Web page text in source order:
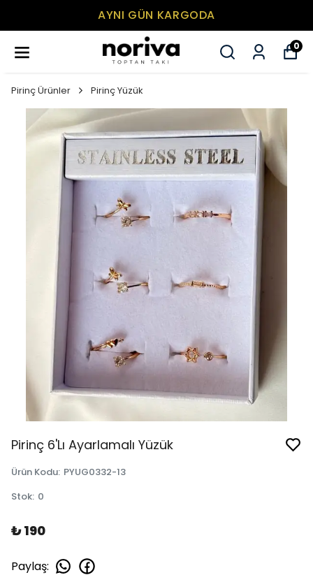
AYNI GÜN KARGODA
0
Pirinç Ürünler Pirinç Yüzük
Pirinç 6'Lı Ayarlamalı Yüzük
Ürün Kodu: PYUG0332-13
Stok: 0
₺ 190
Paylaş: